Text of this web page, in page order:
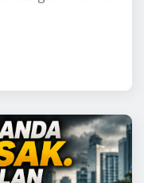
berkibar di
dengan khidmat.